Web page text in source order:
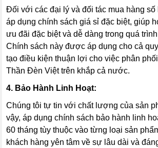
Đối với các đại lý và đối tác mua hàng
áp dụng chính sách giá sỉ đặc biệt, giúp
ưu đãi đặc biệt và dễ dàng trong quá
Chính sách này được áp dụng cho cả
tạo điều kiện thuận lợi cho việc phân
Thần Đèn Việt trên khắp cả nước.
4. Bảo Hành Linh Hoạt:
Chúng tôi tự tin với chất lượng của sản
vậy, áp dụng chính sách bảo hành linh
60 tháng tùy thuộc vào từng loại sản
khách hàng yên tâm về sự lâu dài và